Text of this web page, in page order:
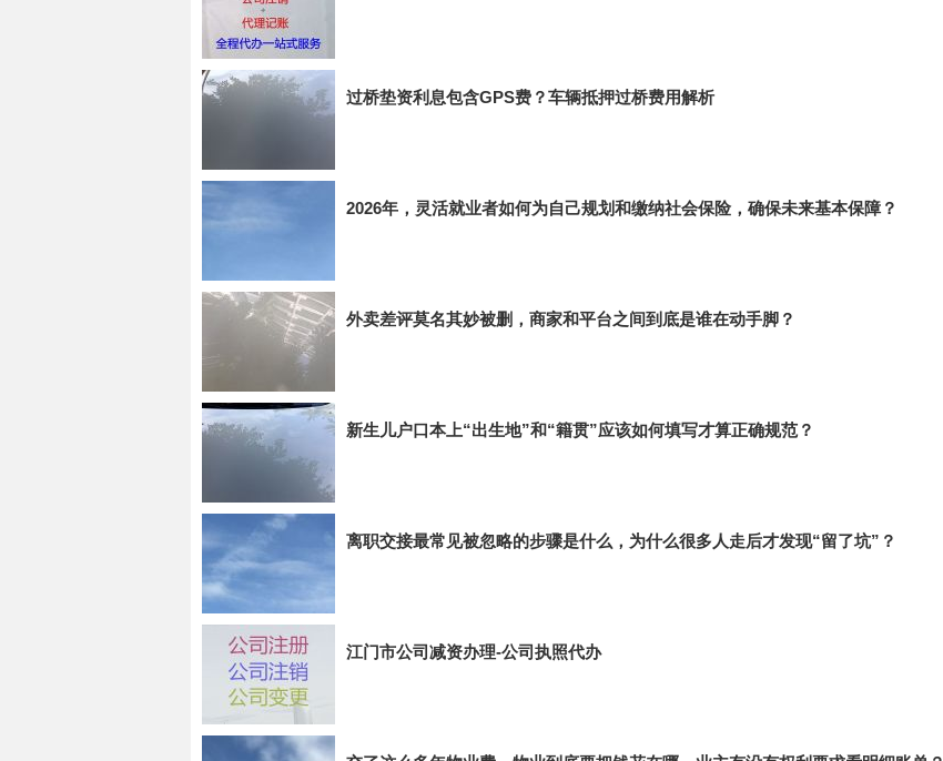
过桥垫资利息包含GPS费？车辆抵押过桥费用解析
2026年，灵活就业者如何为自己规划和缴纳社会保险，确保未来基本保障？
外卖差评莫名其妙被删，商家和平台之间到底是谁在动手脚？
新生儿户口本上“出生地”和“籍贯”应该如何填写才算正确规范？
离职交接最常见被忽略的步骤是什么，为什么很多人走后才发现“留了坑”？
江门市公司减资办理-公司执照代办